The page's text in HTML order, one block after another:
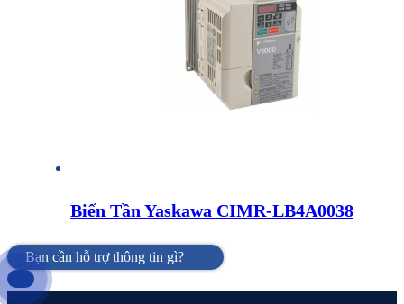
Biến Tần Yaskawa CIMR-LB4A0038
Bạn cần hỗ trợ thông tin gì?